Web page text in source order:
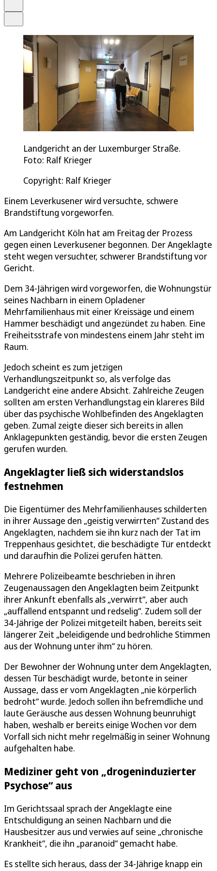
Landgericht an der Luxemburger Straße.
Foto: Ralf Krieger
Copyright: Ralf Krieger
Einem Leverkusener wird versuchte, schwere
Brandstiftung vorgeworfen.
Am Landgericht Köln hat am Freitag der Prozess
gegen einen Leverkusener begonnen. Der Angeklagte
steht wegen versuchter, schwerer Brandstiftung vor
Gericht.
Dem 34-Jährigen wird vorgeworfen, die Wohnungstür
seines Nachbarn in einem Opladener
Mehrfamilienhaus mit einer Kreissäge und einem
Hammer beschädigt und angezündet zu haben. Eine
Freiheitsstrafe von mindestens einem Jahr steht im
Raum.
Jedoch scheint es zum jetzigen
Verhandlungszeitpunkt so, als verfolge das
Landgericht eine andere Absicht. Zahlreiche Zeugen
sollten am ersten Verhandlungstag ein klareres Bild
über das psychische Wohlbefinden des Angeklagten
geben. Zumal zeigte dieser sich bereits in allen
Anklagepunkten geständig, bevor die ersten Zeugen
gerufen wurden.
Angeklagter ließ sich widerstandslos
festnehmen
Die Eigentümer des Mehrfamilienhauses schilderten
in ihrer Aussage den „geistig verwirrten“ Zustand des
Angeklagten, nachdem sie ihn kurz nach der Tat im
Treppenhaus gesichtet, die beschädigte Tür entdeckt
und daraufhin die Polizei gerufen hätten.
Mehrere Polizeibeamte beschrieben in ihren
Zeugenaussagen den Angeklagten beim Zeitpunkt
ihrer Ankunft ebenfalls als „verwirrt“, aber auch
„auffallend entspannt und redselig“. Zudem soll der
34-Jährige der Polizei mitgeteilt haben, bereits seit
längerer Zeit „beleidigende und bedrohliche Stimmen
aus der Wohnung unter ihm“ zu hören.
Der Bewohner der Wohnung unter dem Angeklagten,
dessen Tür beschädigt wurde, betonte in seiner
Aussage, dass er vom Angeklagten „nie körperlich
bedroht“ wurde. Jedoch sollen ihn befremdliche und
laute Geräusche aus dessen Wohnung beunruhigt
haben, weshalb er bereits einige Wochen vor dem
Vorfall sich nicht mehr regelmäßig in seiner Wohnung
aufgehalten habe.
Mediziner geht von „drogeninduzierter
Psychose“ aus
Im Gerichtssaal sprach der Angeklagte eine
Entschuldigung an seinen Nachbarn und die
Hausbesitzer aus und verwies auf seine „chronische
Krankheit“, die ihn „paranoid“ gemacht habe.
Es stellte sich heraus, dass der 34-Jährige knapp ein